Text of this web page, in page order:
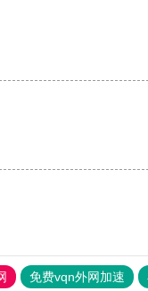
免费vqn外网加速